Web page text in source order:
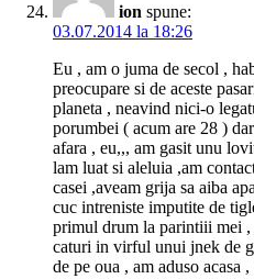
ion spune:
03.07.2014 la 18:26
Eu , am o juma de secol ,
preocupare si de aceste
planeta , neavind nici-o
porumbei ( acum are 28 )
afara , eu,,, am gasit unu
lam luat si aleluia ,am
casei ,aveam grija sa aiba
cuc intreniste imputite de
primul drum la parintiii mei
caturi in virful unui jnek de
de pe oua , am aduso acasa